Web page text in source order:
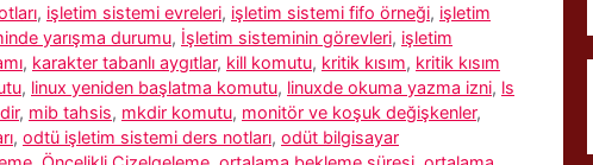
, işletim sistemi evreleri, işletim sistemi fifo örneği, işletim
yarışma durumu, İşletim sisteminin görevleri, işletim
, karakter tabanlı aygıtlar, kill komutu, kritik kısım, kritik kısım
, linux yeniden başlatma komutu, linuxde okuma yazma izni, ls
, mib tahsis, mkdir komutu, monitör ve koşuk değişkenler,
, odtü işletim sistemi ders notları, odüt bilgisayar